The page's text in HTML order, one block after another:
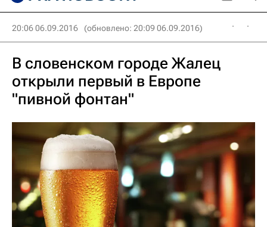
20:06 06.09.2016 (обновлено: 20:09 06.09.2016)
В словенском городе Жалец
открыли первый в Европе
"пивной фонтан"